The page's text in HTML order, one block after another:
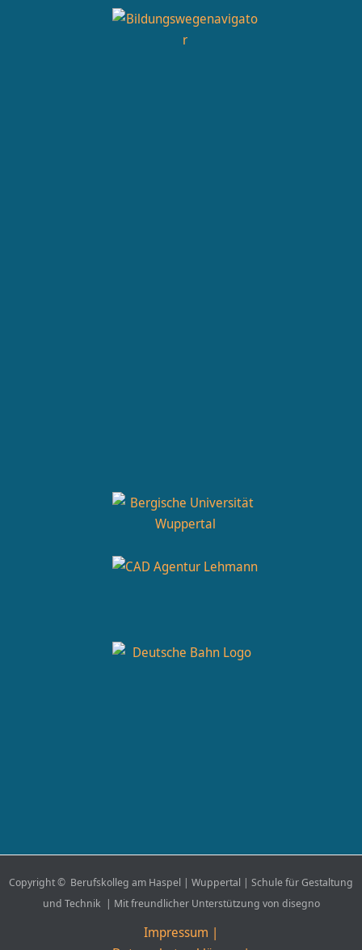
Copyright © Berufskolleg am Haspel | Wuppertal | Schule für Gestaltung
und Technik | Mit freundlicher Unterstützung von disegno
Impressum |